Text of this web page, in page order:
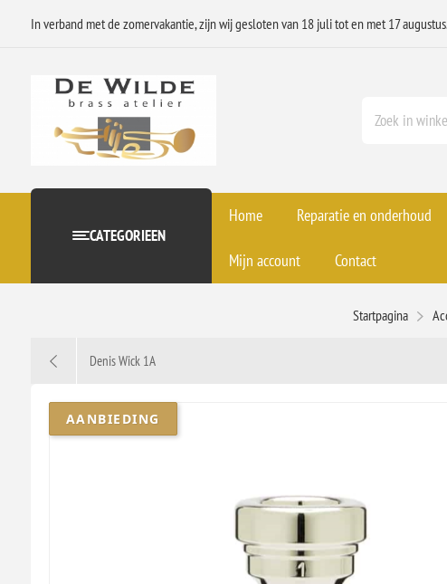
In verband met de zomervakantie, zijn wij gesloten van 18 juli tot en met 17 augustus.
CATEGORIEEN
Home Reparatie en onderhoud
Mijn account Contact
Startpagina
Denis Wick 1A
AANBIEDING